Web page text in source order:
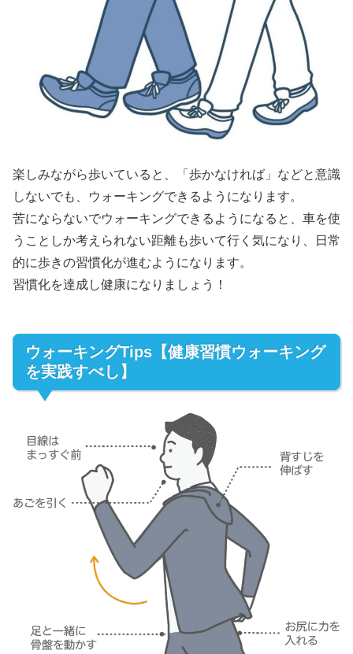
楽しみながら歩いていると、「歩かなければ」などと意識
しないでも、ウォーキングできるようになります。
苦にならないでウォーキングできるようになると、車を使
うことしか考えられない距離も歩いて行く気になり、日常
的に歩きの習慣化が進むようになります。
習慣化を達成し健康になりましょう！
ウォーキングTips【健康習慣ウォーキング
を実践すべし】